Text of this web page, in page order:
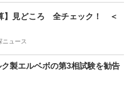
】見どころ 全チェック！ ＜
ニュース
製エルベボの第3相試験を勧告